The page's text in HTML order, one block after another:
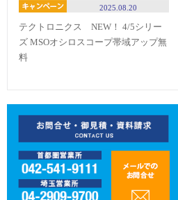
2025.08.20
テクトロニクス NEW！ 4/5シリー
ズ MSOオシロスコープ帯域アップ無
料